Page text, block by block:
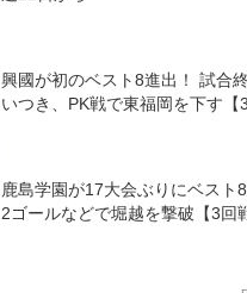
興國が初のベスト8進出！ 試合
いつき、PK戦で東福岡を下す【3
鹿島学園が17大会ぶりにベスト
2ゴールなどで堀越を撃破【3回